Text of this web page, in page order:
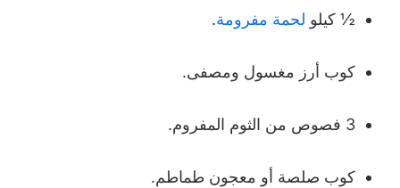
½ كيلو لحمة مفرومة.
كوب أرز مغسول ومصفى.
3 فصوص من الثوم المفروم.
كوب صلصة أو معجون طماطم.